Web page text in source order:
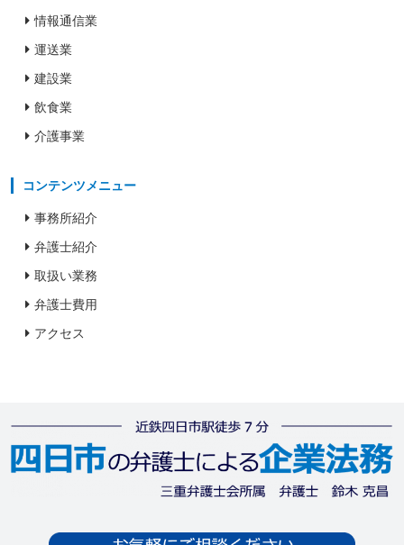
情報通信業
運送業
建設業
飲食業
介護事業
コンテンツメニュー
事務所紹介
弁護士紹介
取扱い業務
弁護士費用
アクセス